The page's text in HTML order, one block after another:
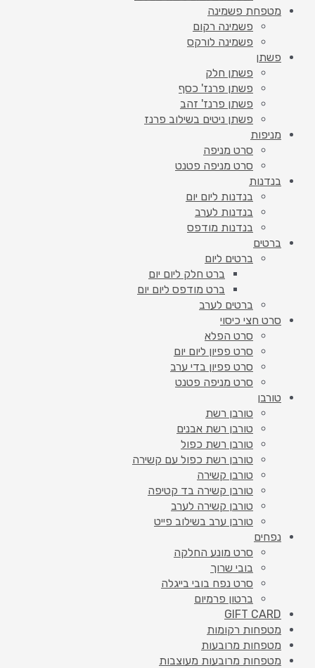
מטפחת פשמינה
פשמינה רקום
פשמינה לורקס
פשתן
פשתן חלק
פשתן פרנז' כסף
פשתן פרנז' זהב
פשתן ניטים בשילוב פרנז
מניפות
סרט מניפה
סרט מניפה פטנט
בנדנות
בנדנות ליום יום
בנדנות לערב
בנדנות מודפס
ברטים
ברטים ליום
ברט חלק ליום יום
ברט מודפס ליום יום
ברטים לערב
סרט חצי כיסוי
סרט הפלא
סרט פפיון ליום יום
סרט פפיון בדי ערב
סרט מניפה פטנט
טורבן
טורבן רשת
טורבן רשת אבנים
טורבן רשת כפול
טורבן רשת כפול עם קשירה
טורבן קשירה
טורבן קשירה בד קטיפה
טורבן קשירה לערב
טורבן ערב בשילוב פייט
נפחים
סרט מונע החלקה
בובי שרוך
סרט נפח בובי בייגלה
ברטון פרמיום
GIFT CARD
מטפחות רקומות
מטפחות מרובעות
מטפחות מרובעות מעוצבות